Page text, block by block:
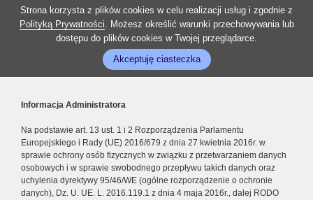
Strona korzysta z plików cookies w celu realizacji usług i zgodnie z
Polityką Prywatności. Możesz określić warunki przechowywania lub
dostępu do plików cookies w Twojej przeglądarce.
Akceptuję ciasteczka
Informacja Administratora
Na podstawie art. 13 ust. 1 i 2 Rozporządzenia Parlamentu
Europejskiego i Rady (UE) 2016/679 z dnia 27 kwietnia 2016r. w
sprawie ochrony osób fizycznych w związku z przetwarzaniem danych
osobowych i w sprawie swobodnego przepływu takich danych oraz
uchylenia dyrektywy 95/46/WE (ogólne rozporządzenie o ochronie
danych), Dz. U. UE. L. 2016.119.1 z dnia 4 maja 2016r., dalej RODO